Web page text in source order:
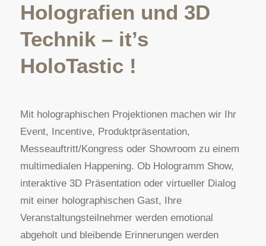
Holografien und 3D
Technik – it’s
HoloTastic !
Mit holographischen Projektionen machen wir Ihr
Event, Incentive, Produktpräsentation,
Messeauftritt/Kongress oder Showroom zu einem
multimedialen Happening. Ob Hologramm Show,
interaktive 3D Präsentation oder virtueller Dialog
mit einer holographischen Gast, Ihre
Veranstaltungsteilnehmer werden emotional
abgeholt und bleibende Erinnerungen werden